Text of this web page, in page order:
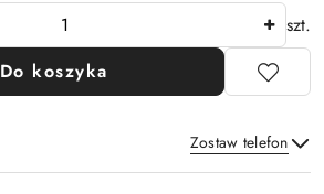
szt.
Do koszyka
Zostaw telefon